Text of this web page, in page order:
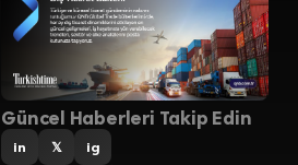
Güncel Haberleri Takip Edin
in 𝕏 ig